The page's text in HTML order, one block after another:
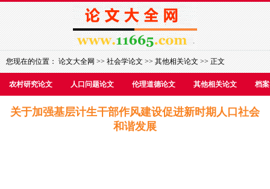
您现在的位置：论文大全网>>社会学论文>>其他相关论文>> 正文
农村研究论文 人口问题论文 伦理道德论文 其他相关论文 档
关于加强基层计生干部作风建设促进新时期人口社会
和谐发展